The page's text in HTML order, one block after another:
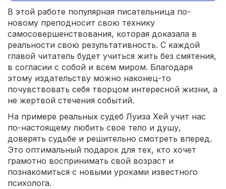
В этой работе популярная писательница по-
новому преподносит свою технику
самосовершенствования, которая доказала в
реальности свою результативность. С каждой
главой читатель будет учиться жить без смятения,
в согласии с собой и всем миром. Благодаря
этому издательству можно наконец-то
почувствовать себя творцом интересной жизни, а
не жертвой стечения событий.
На примере реальных судеб Луиза Хей учит нас
по-настоящему любить свое тело и душу,
доверять судьбе и решительно смотреть вперед.
Это оптимальный подарок для тех, кто хочет
грамотно воспринимать свой возраст и
познакомиться с новыми уроками известного
психолога.